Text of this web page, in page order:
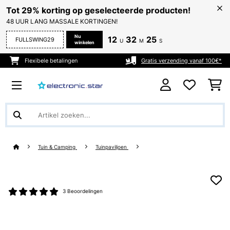
Tot 29% korting op geselecteerde producten!
48 UUR LANG MASSALE KORTINGEN!
FULLSWING29
Nu
winkelen
12 U 32 M 25 S
Flexibele betalingen Gratis verzending vanaf 100€*
Tuin & Camping Tuinpaviljoen
3 Beoordelingen